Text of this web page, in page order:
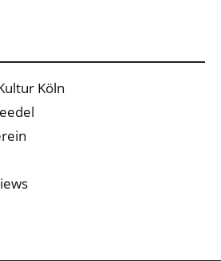
Köln